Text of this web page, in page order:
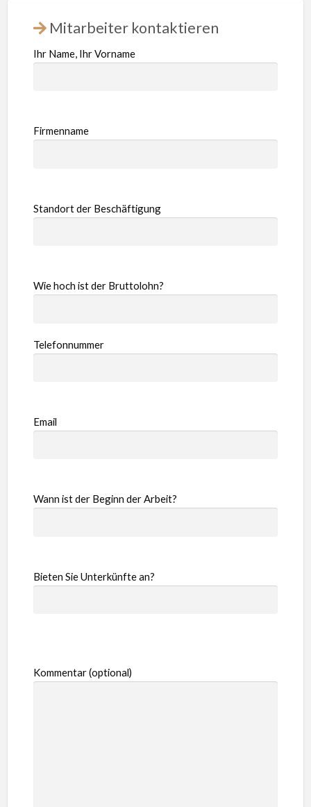
Mitarbeiter kontaktieren
Ihr Name, Ihr Vorname
Firmenname
Standort der Beschäftigung
Wie hoch ist der Bruttolohn?
Telefonnummer
Email
Wann ist der Beginn der Arbeit?
Bieten Sie Unterkünfte an?
Kommentar (optional)